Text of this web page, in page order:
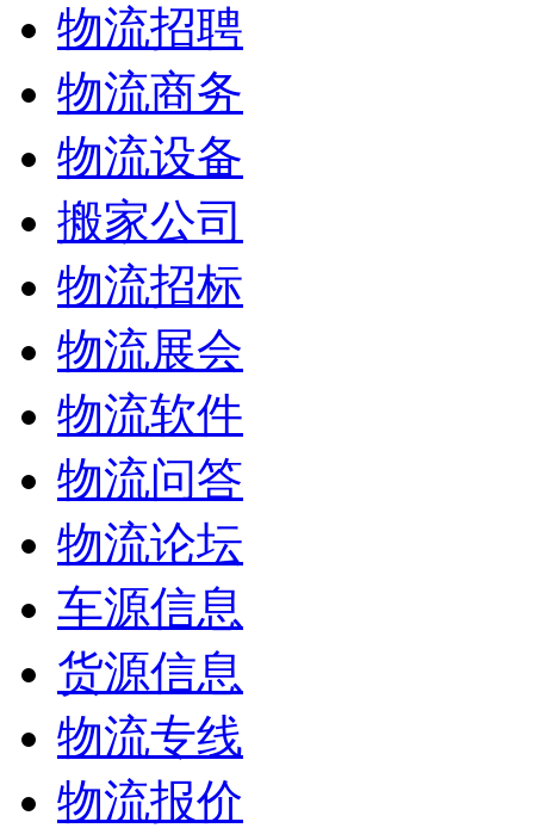
物流招聘
物流商务
物流设备
搬家公司
物流招标
物流展会
物流软件
物流问答
物流论坛
车源信息
货源信息
物流专线
物流报价